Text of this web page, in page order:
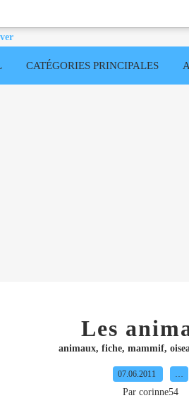
CATÉGORIES PRINCIPALES
Les
animaux, fiche, mammif,
07.06.2011 …
Par corinne54